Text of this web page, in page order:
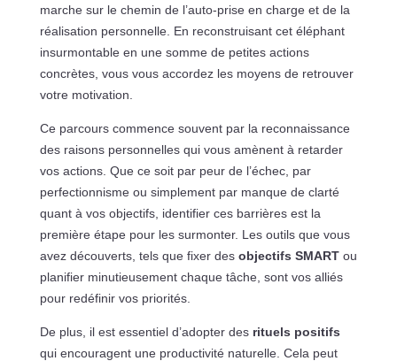
marche sur le chemin de l’auto-prise en charge et de la
réalisation personnelle. En reconstruisant cet éléphant
insurmontable en une somme de petites actions
concrètes, vous vous accordez les moyens de retrouver
votre motivation.
Ce parcours commence souvent par la reconnaissance
des raisons personnelles qui vous amènent à retarder
vos actions. Que ce soit par peur de l’échec, par
perfectionnisme ou simplement par manque de clarté
quant à vos objectifs, identifier ces barrières est la
première étape pour les surmonter. Les outils que vous
avez découverts, tels que fixer des objectifs SMARTou
planifier minutieusement chaque tâche, sont vos alliés
pour redéfinir vos priorités.
De plus, il est essentiel d’adopter des rituels positifs
qui encouragent une productivité naturelle. Cela peut